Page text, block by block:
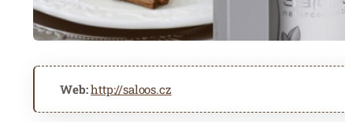
Web:http://saloos.cz